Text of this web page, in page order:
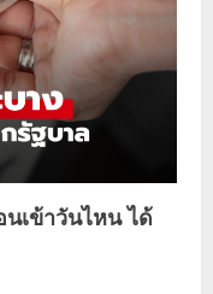
นเข้าวันไหน ได้